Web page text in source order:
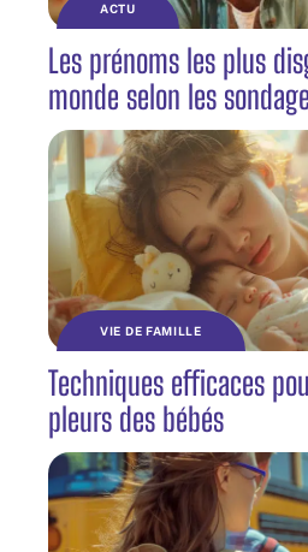
ACTU
Les prénoms les plus
monde selon les
VIE DE FAMILLE
Techniques efficaces
pleurs des bébés